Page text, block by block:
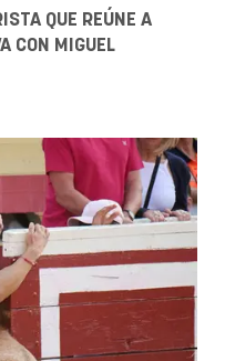
QUE REÚNE A
CON MIGUEL